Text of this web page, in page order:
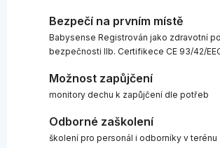
Bezpečí na prvním místě
Babysense Registrován jako zdravotní
bezpečnosti IIb. Certifikece CE 93/42/
Možnost zapůjčení
monitory dechu k zapůjčení dle potřeb
Odborné zaškolení
školení pro personál i odborníky v terénu